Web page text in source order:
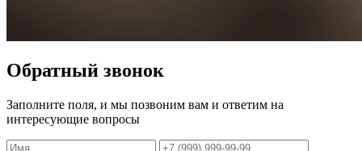
Обратный звонок
Заполните поля, и мы позвоним вам и ответим на
интересующие вопросы
Имя
Телефон